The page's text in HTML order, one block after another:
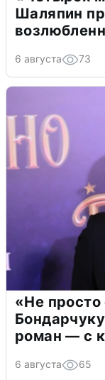
Шаляпин
6 августа 73
«Не
роман — с
6 августа 65